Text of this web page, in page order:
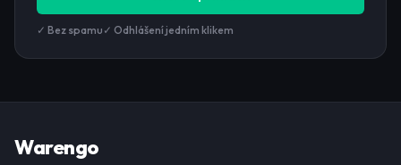
✓ Bez spamu ✓ Odhlášení jedním klikem
Warengo